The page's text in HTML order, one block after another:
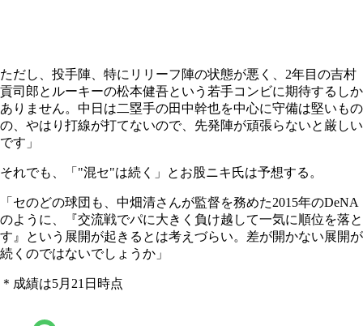
ただし、投手陣、特にリリーフ陣の状態が悪く、2年目の吉村
貢司郎とルーキーの松本健吾という若手コンビに期待するしか
ありません。中日は二塁手の田中幹也を中心に守備は堅いもの
の、やはり打線が打てないので、先発陣が頑張らないと厳しい
です」
それでも、「"混セ"は続く」とお股ニキ氏は予想する。
「セのどの球団も、中畑清さんが監督を務めた2015年のDeNA
のように、『交流戦でパに大きく負け越して一気に順位を落と
す』という展開が起きるとは考えづらい。差が開かない展開が
続くのではないでしょうか」
＊成績は5月21日時点